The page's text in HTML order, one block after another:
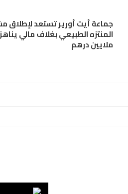
جماعة أيت أورير تستعد لإطلاق
ملايين درهم